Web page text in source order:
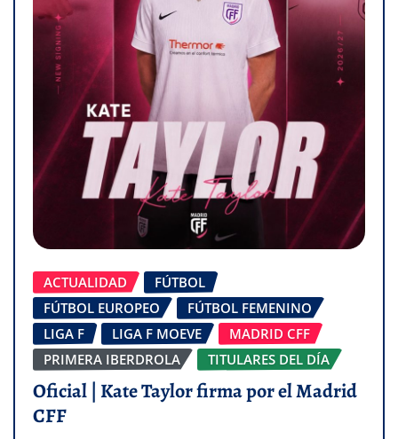
ACTUALIDAD
FÚTBOL
FÚTBOL EUROPEO
FÚTBOL FEMENINO
LIGA F
LIGA F MOEVE
MADRID CFF
PRIMERA IBERDROLA
TITULARES DEL DÍA
Oficial | Kate Taylor firma por el Madrid
CFF